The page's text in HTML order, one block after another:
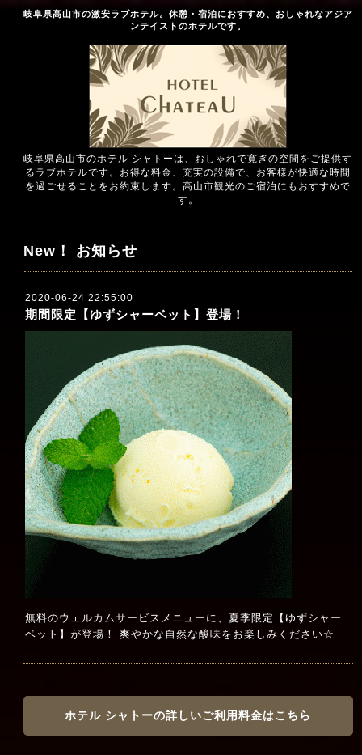
岐阜県高山市の激安ラブホテル。休憩・宿泊におすすめ、おしゃれなアジア
ンテイストのホテルです。
岐阜県高山市のホテル シャトーは、おしゃれで寛ぎの空間をご提供す
るラブホテルです。お得な料金、充実の設備で、お客様が快適な時間
を過ごせることをお約束します。高山市観光のご宿泊にもおすすめで
す。
New！ お知らせ
2020-06-24 22:55:00
期間限定【ゆずシャーベット】登場！
無料のウェルカムサービスメニューに、夏季限定【ゆずシャー
ベット】が登場！ 爽やかな自然な酸味をお楽しみください☆
ホテル シャトーの詳しいご利用料金はこちら